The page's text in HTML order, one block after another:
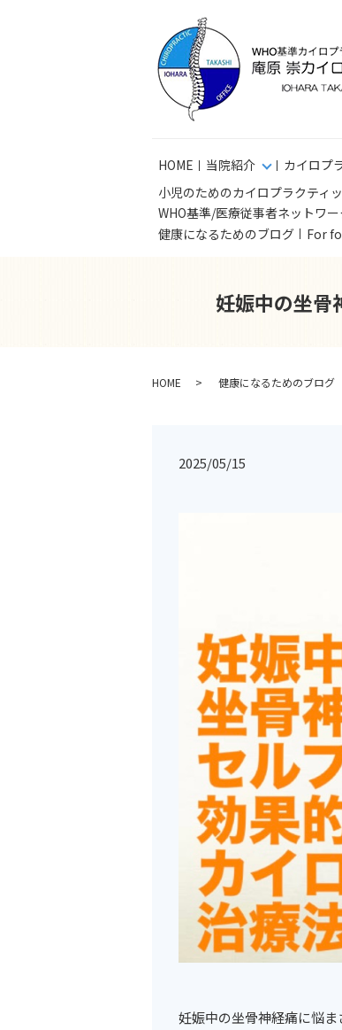
HOME 当院紹介 カイロプ
小児のためのカイロプラクティ
WHO基準/医療従事者ネットワ
健康になるためのブログ
For
妊娠中の坐骨
HOME 健康になるためのブログ
2025/05/15
妊娠中の坐骨神経痛に悩